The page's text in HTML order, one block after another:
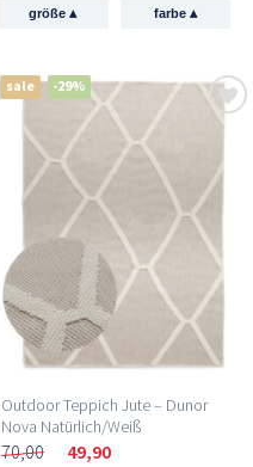
größe▴ farbe ▴
sale -29%
Outdoor Teppich Jute – Dunor
Nova Natürlich/Weiß
70,00 49,90